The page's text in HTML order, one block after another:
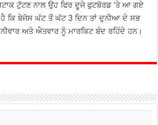
ਟੁੱਟਣ ਨਾਲ ਉਹ ਫਿਰ ਦੂਜੇ ਫੁਟਬੋਰਡ ‘ਤੇ ਆ ਗਏ
ਕਿ ਬੇਜੋਸ ਘੱਟ ਤੋਂ ਘੱਟ 3 ਦਿਨ ਤਾਂ ਦੁਨੀਆ ਦੇ ਸਭ
ਅਤੇ ਐਤਵਾਰ ਨੂੰ ਮਾਰਕਿਟ ਬੰਦ ਰਹਿੰਦੇ ਹਨ।